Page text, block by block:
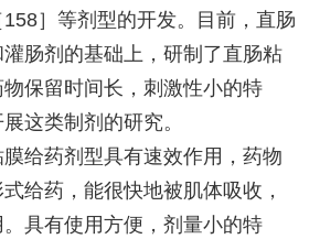
］等剂型的开发。目前，直肠
肠剂的基础上，研制了直肠粘
保留时间长，刺激性小的特
这类制剂的研究。
药剂型具有速效作用，药物
给药，能很快地被肌体吸收，
具有使用方便，剂量小的特